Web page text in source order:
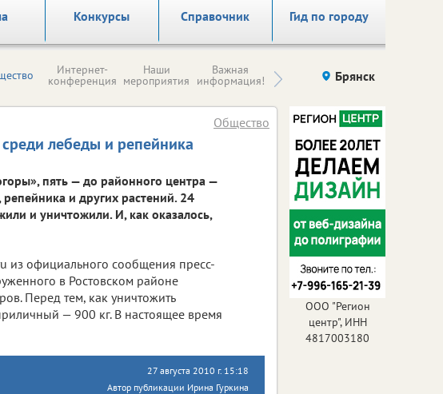
Справочник Гид по городу
Конкурсы
Интернет-
конференция
Наши
мероприятия
Важная
информация! Происшествия Здоровье
Брянск
лебеды и репейника
Общество
пять — до районного центра —
и других растений. 24
и уничтожили. И, как оказалось,
из официального сообщения пресс-
в Ростовском районе
Перед тем, как уничтожить
— 900 кг. В настоящее время
27 августа 2010 г. 15:18
Автор публикации Ирина Гуркина
ООО "Регион
центр", ИНН
4817003180